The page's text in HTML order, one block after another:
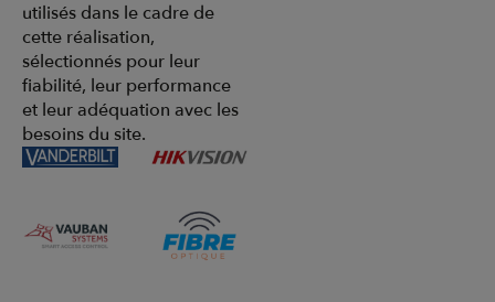
utilisés dans le cadre de
cette réalisation,
sélectionnés pour leur
fiabilité, leur performance
et leur adéquation avec les
besoins du site.